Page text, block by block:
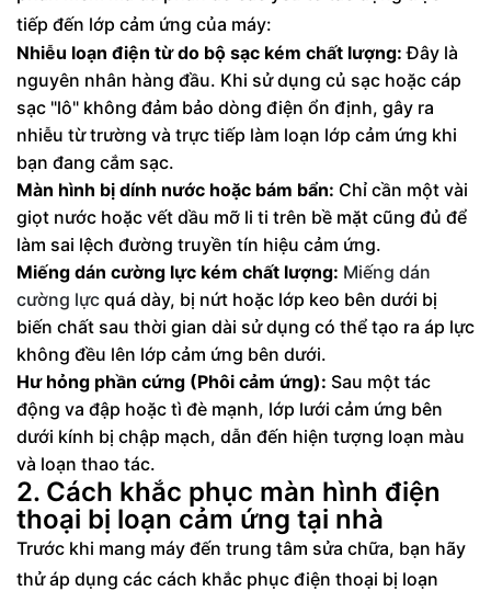
3. Can thiệp kỹ thuật khi hỏng lớp cảm ứng
vật lý
tiếp đến lớp cảm ứng của máy:
Nhiễu loạn điện từ do bộ sạc kém chất lượng: Đây là
nguyên nhân hàng đầu. Khi sử dụng củ sạc hoặc cáp
sạc "lô" không đảm bảo dòng điện ổn định, gây ra
nhiễu từ trường và trực tiếp làm loạn lớp cảm ứng khi
bạn đang cắm sạc.
Màn hình bị dính nước hoặc bám bẩn: Chỉ cần một vài
giọt nước hoặc vết dầu mỡ li ti trên bề mặt cũng đủ để
làm sai lệch đường truyền tín hiệu cảm ứng.
Miếng dán cường lực kém chất lượng: Miếng dán
cường lực quá dày, bị nứt hoặc lớp keo bên dưới bị
biến chất sau thời gian dài sử dụng có thể tạo ra áp lực
không đều lên lớp cảm ứng bên dưới.
Hư hỏng phần cứng (Phôi cảm ứng): Sau một tác
động va đập hoặc tì đè mạnh, lớp lưới cảm ứng bên
dưới kính bị chập mạch, dẫn đến hiện tượng loạn màu
và loạn thao tác.
2. Cách khắc phục màn hình điện
thoại bị loạn cảm ứng tại nhà
Trước khi mang máy đến trung tâm sửa chữa, bạn hãy
thử áp dụng các cách khắc phục điện thoại bị loạn